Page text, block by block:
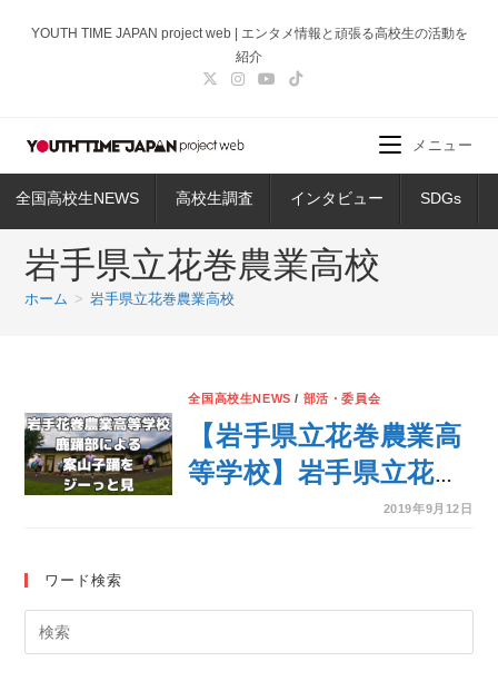
ス
ッ
YOUTH TIME JAPAN project web | エンタメ情報と頑張る高校生の活動を
紹介
全国高校生NEWS 高校生調査 インタビュー SDGs
メニュー
岩手県立花巻農業高校
ホーム > 岩手県立花巻農業高校
全国高校生NEWS / 部活・委員会
【岩手県立花巻農業高
等学校】岩手県立花巻
農業高等学校 鹿踊部に
2019年9月12日
ワード検索